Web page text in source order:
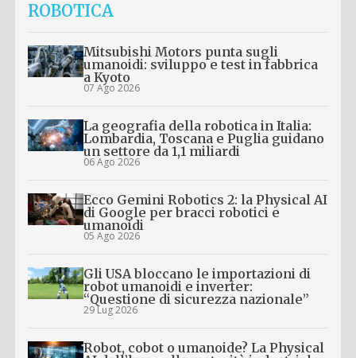
ROBOTICA
Mitsubishi Motors punta sugli
umanoidi: sviluppo e test in fabbrica
a Kyoto
07 Ago 2026
La geografia della robotica in Italia:
Lombardia, Toscana e Puglia guidano
un settore da 1,1 miliardi
06 Ago 2026
Ecco Gemini Robotics 2: la Physical AI
di Google per bracci robotici e
umanoidi
05 Ago 2026
Gli USA bloccano le importazioni di
robot umanoidi e inverter:
“Questione di sicurezza nazionale”
29 Lug 2026
Robot, cobot o umanoide? La Physical